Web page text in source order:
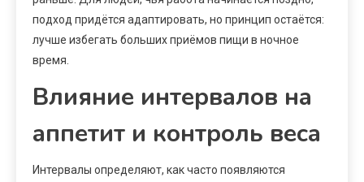
подход придётся адаптировать, но принцип остаётся:
лучше избегать больших приёмов пищи в ночное
время.
Влияние интервалов на
аппетит и контроль веса
Интервалы определяют, как часто появляются